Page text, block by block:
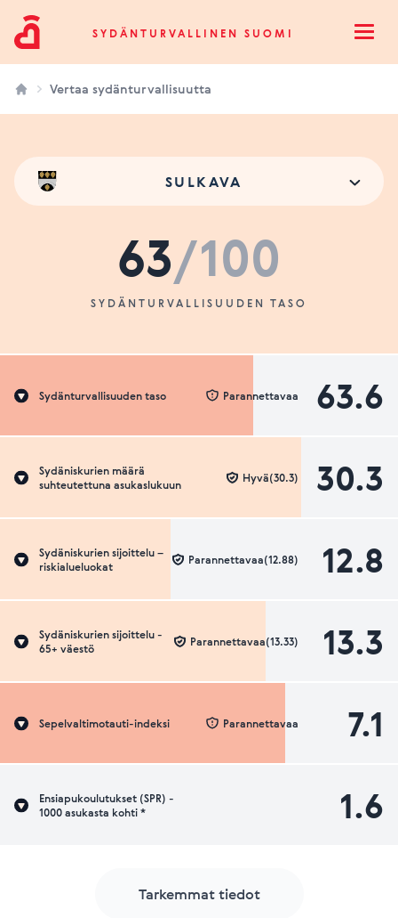
Sydänturvallinen SuomiSYDÄNTURVALLINEN SUOMI
Vertaa sydänturvallisuutta
SULKAVA
63/100
SYDÄNTURVALLISUUDEN TASO
Sydänturvallisuuden taso 63.6
Parannettavaa
Sydäniskurien määrä
suhteutettuna asukaslukuun
30.3
Hyvä(30.3)
Sydäniskurien sijoittelu –
riskialueluokat
12.8
Parannettavaa(12.88)
Sydäniskurien sijoittelu -
65+ väestö
13.3
Parannettavaa(13.33)
Sepelvaltimotauti-indeksi 7.1
Parannettavaa
Ensiapukoulutukset (SPR) -
1000 asukasta kohti *
1.6
Tarkemmat tiedot